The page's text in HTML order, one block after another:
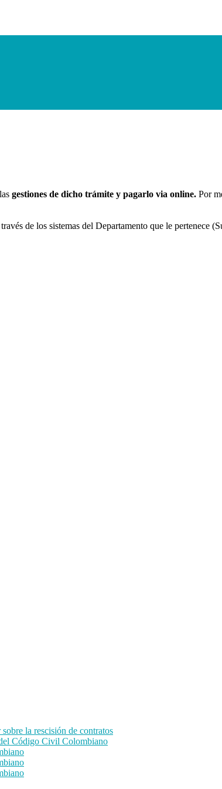
gestiones de dicho trámite y pagarlo via online. Por
de los sistemas del Departamento que le pertenece
la rescisión de contratos
Código Civil Colombiano